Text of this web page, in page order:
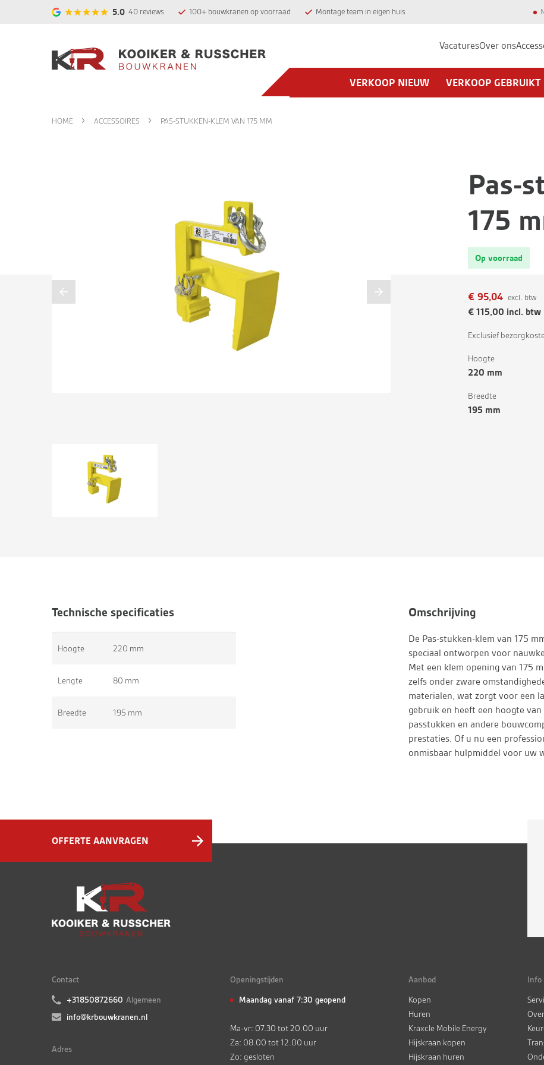
5.0 40 reviews 100+ bouwkranen op voorraad Montage team in eigen huis
VacaturesOver ons
VERKOOP NIEUW VERKOOP GEBRUIKT
HOME ACCESSOIRES PAS-STUKKEN-KLEM VAN 175 MM
Pas-
175
Op voorraad
€ 95,04 excl. btw
€115,00 incl. btw
Exclusief
Hoogte
220 mm
Breedte
195 mm
Technische specificaties
Hoogte 220 mm
Lengte 80 mm
Breedte 195 mm
Omschrijving
De Pas-stukken-klem van 175
speciaal ontworpen voor
Met een klem opening van 175
zelfs onder zware
materialen, wat zorgt voor een
gebruik en heeft een hoogte
passtukken en andere
prestaties. Of u nu een
onmisbaar hulpmiddel voor uw
OFFERTE AANVRAGEN
Contact
+31850872660 Algemeen
info@krbouwkranen.nl
Adres
Openingstijden
Maandag vanaf 7:30 geopend
Ma-vr: 07.30 tot 20.00 uur
Za: 08.00 tot 12.00 uur
Zo: gesloten
Aanbod
Kopen
Huren
Kraxcle Mobile Energy
Hijskraan kopen
Hijskraan huren
Info